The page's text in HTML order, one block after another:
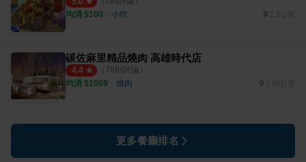
均消 $100 ・ 小吃
碳佐麻里精品燒肉 高雄時代店
4.4 （ 76則評論）
均消 $1069 ・ 燒肉 1.85公里
更多餐廳排名